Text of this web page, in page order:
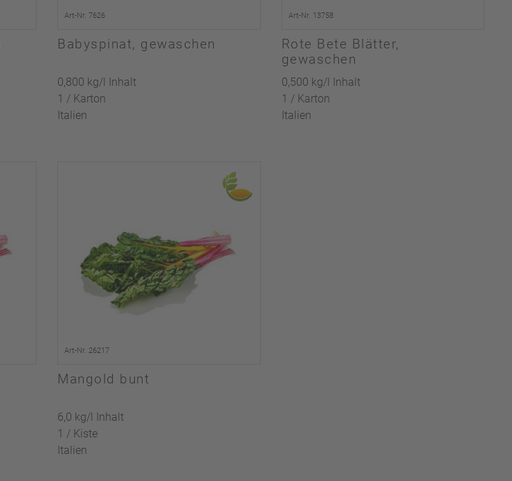
Art-Nr. 7626
Babyspinat, gewaschen
0,800 kg/l Inhalt
1 / Karton
Italien
Art-Nr. 13758
Rote Bete Blätter,
gewaschen
0,500 kg/l Inhalt
1 / Karton
Italien
Art-Nr. 26217
Mangold bunt
6,0 kg/l Inhalt
1 / Kiste
Italien